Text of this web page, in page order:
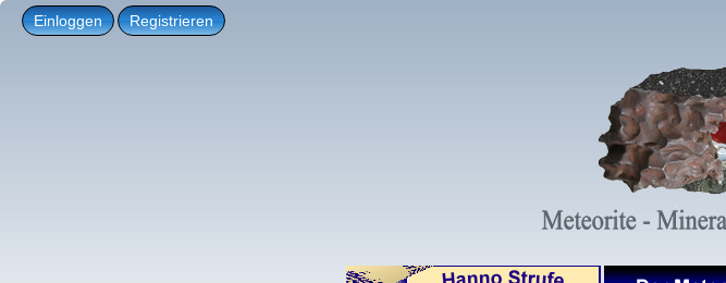
Einloggen Registrieren